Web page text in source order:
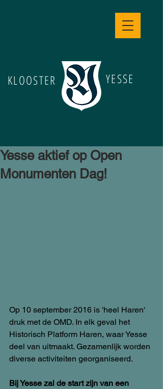
KLOOSTER YESSE
Yesse aktief op Open
Monumenten Dag!
Op 10 september 2016 is 'heel Haren'
druk met de OMD. In elk geval het
Historisch Platform Haren, waar Yesse
deel van uitmaakt. Gezamenlijk worden
diverse activiteiten georganiseerd.
Bij Yesse zal de start zijn van een